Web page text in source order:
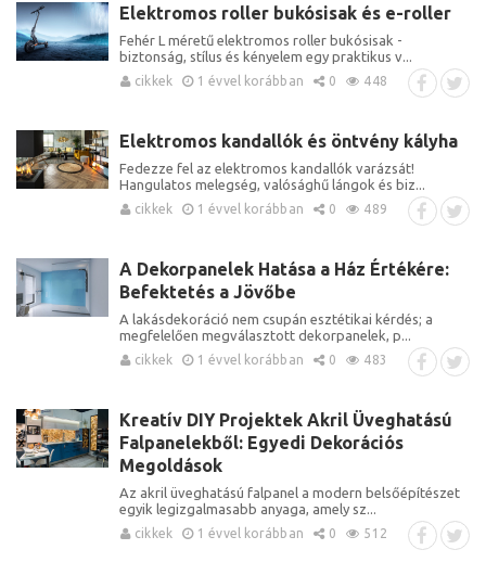
Elektromos roller bukósisak és e-roller
Fehér L méretű elektromos roller bukósisak -
biztonság, stílus és kényelem egy praktikus v...
cikkek 1 évvel korábban 0 448
Elektromos kandallók és öntvény kályha
Fedezze fel az elektromos kandallók varázsát!
Hangulatos melegség, valósághű lángok és biz...
cikkek 1 évvel korábban 0 489
A Dekorpanelek Hatása a Ház Értékére:
Befektetés a Jövőbe
A lakásdekoráció nem csupán esztétikai kérdés; a
megfelelően megválasztott dekorpanelek, p...
cikkek 1 évvel korábban 0 483
Kreatív DIY Projektek Akril Üveghatású
Falpanelekből: Egyedi Dekorációs
Megoldások
Az akril üveghatású falpanel a modern belsőépítészet
egyik legizgalmasabb anyaga, amely sz...
cikkek 1 évvel korábban 0 512